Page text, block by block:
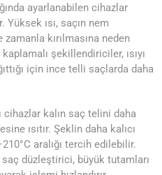
ayarlanabilen cihazlar
ısı, saçın nem
kırılmasına neden
şekillendiriciler, ısıyı
için ince telli saçlarda daha
cihazlar kalın saç telini daha
ısıtır. Şeklin daha kalıcı
aralığı tercih edilebilir.
saç düzleştirici, büyük tutamları